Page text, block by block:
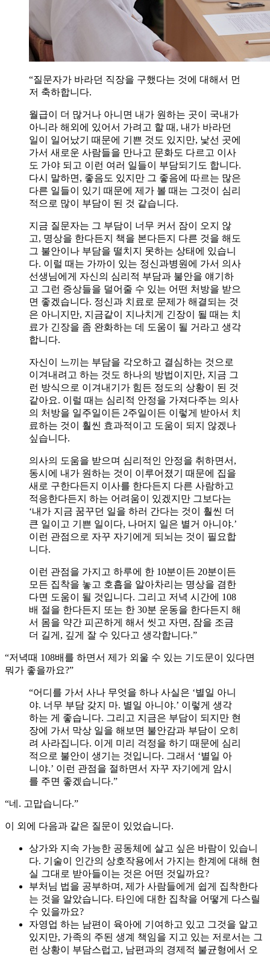
“질문자가 바라던 직장을 구했다는 것에 대해서 먼
저 축하합니다.
월급이 더 많거나 아니면 내가 원하는 곳이 국내가
아니라 해외에 있어서 가려고 할 때, 내가 바라던
일이 일어났기 때문에 기쁜 것도 있지만, 낯선 곳에
가서 새로운 사람들을 만나고 문화도 다르고 이사
도 가야 되고 이런 여러 일들이 부담되기도 합니다.
다시 말하면, 좋음도 있지만 그 좋음에 따르는 많은
다른 일들이 있기 때문에 제가 볼 때는 그것이 심리
적으로 많이 부담이 된 것 같습니다.
지금 질문자는 그 부담이 너무 커서 잠이 오지 않
고, 명상을 한다든지 책을 본다든지 다른 것을 해도
그 불안이나 부담을 떨치지 못하는 상태에 있습니
다. 이럴 때는 가까이 있는 정신과병원에 가서 의사
선생님에게 자신의 심리적 부담과 불안을 얘기하
고 그런 증상들을 덜어줄 수 있는 어떤 처방을 받으
면 좋겠습니다. 정신과 치료로 문제가 해결되는 것
은 아니지만, 지금같이 지나치게 긴장이 될 때는 치
료가 긴장을 좀 완화하는 데 도움이 될 거라고 생각
합니다.
자신이 느끼는 부담을 각오하고 결심하는 것으로
이겨내려고 하는 것도 하나의 방법이지만, 지금 그
런 방식으로 이겨내기가 힘든 정도의 상황이 된 것
같아요. 이럴 때는 심리적 안정을 가져다주는 의사
의 처방을 일주일이든 2주일이든 이렇게 받아서 치
료하는 것이 훨씬 효과적이고 도움이 되지 않겠나
싶습니다.
의사의 도움을 받으며 심리적인 안정을 취하면서,
동시에 내가 원하는 것이 이루어졌기 때문에 집을
새로 구한다든지 이사를 한다든지 다른 사람하고
적응한다든지 하는 어려움이 있겠지만 그보다는
‘내가 지금 꿈꾸던 일을 하러 간다는 것이 훨씬 더
큰 일이고 기쁜 일이다, 나머지 일은 별거 아니야.’
이런 관점으로 자꾸 자기에게 되뇌는 것이 필요합
니다.
이런 관점을 가지고 하루에 한 10분이든 20분이든
모든 집착을 놓고 호흡을 알아차리는 명상을 겸한
다면 도움이 될 것입니다. 그리고 저녁 시간에 108
배 절을 한다든지 또는 한 30분 운동을 한다든지 해
서 몸을 약간 피곤하게 해서 씻고 자면, 잠을 조금
더 길게, 깊게 잘 수 있다고 생각합니다.”
“저녁때 108배를 하면서 제가 외울 수 있는 기도문이 있다면
뭐가 좋을까요?”
“어디를 가서 사나 무엇을 하나 사실은 ‘별일 아니
야. 너무 부담 갖지 마. 별일 아니야.’ 이렇게 생각
하는 게 좋습니다. 그리고 지금은 부담이 되지만 현
장에 가서 막상 일을 해보면 불안감과 부담이 오히
려 사라집니다. 이게 미리 걱정을 하기 때문에 심리
적으로 불안이 생기는 것입니다. 그래서 ‘별일 아
니야.’ 이런 관점을 절하면서 자꾸 자기에게 암시
를 주면 좋겠습니다.”
“네. 고맙습니다.”
이 외에 다음과 같은 질문이 있었습니다.
상가와 지속 가능한 공동체에 살고 싶은 바람이 있습니
다. 기술이 인간의 상호작용에서 가지는 한계에 대해 현
실 그대로 받아들이는 것은 어떤 것일까요?
부처님 법을 공부하며, 제가 사람들에게 쉽게 집착한다
는 것을 알았습니다. 타인에 대한 집착을 어떻게 다스릴
수 있을까요?
자영업 하는 남편이 육아에 기여하고 있고 그것을 알고
있지만, 가족의 주된 생계 책임을 지고 있는 저로서는 그
런 상황이 부담스럽고, 남편과의 경제적 불균형에서 오